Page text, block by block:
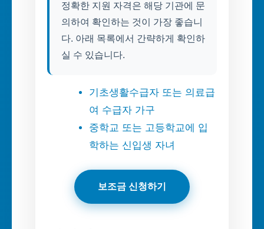
정확한 지원 자격은 해당 기관에 문
의하여 확인하는 것이 가장 좋습니
다. 아래 목록에서 간략하게 확인하
실 수 있습니다.
기초생활수급자 또는 의료급
여 수급자 가구
중학교 또는 고등학교에 입
학하는 신입생 자녀
보조금 신청하기